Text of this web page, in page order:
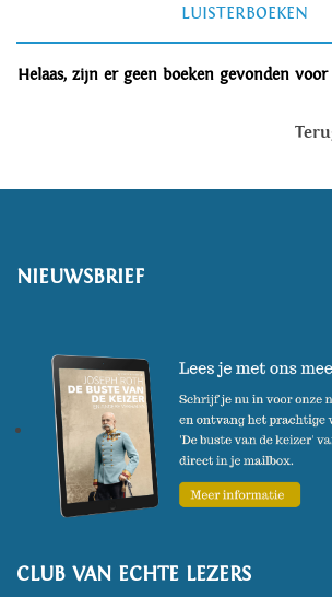
LUISTERBOEKEN
Helaas, zijn er geen boeken gevonden
NIEUWSBRIEF
CLUB VAN ECHTE LEZERS